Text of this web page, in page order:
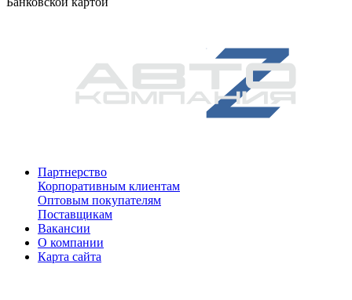
Партнерство
Корпоративным клиентам
Оптовым покупателям
Поставщикам
Вакансии
О компании
Карта сайта